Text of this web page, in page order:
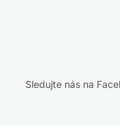
Sledujte nás na